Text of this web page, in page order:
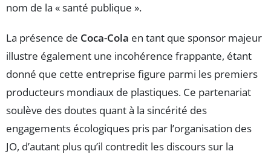
nom de la « santé publique ».
La présence de Coca-Cola en tant que sponsor majeur
illustre également une incohérence frappante, étant
donné que cette entreprise figure parmi les premiers
producteurs mondiaux de plastiques. Ce partenariat
soulève des doutes quant à la sincérité des
engagements écologiques pris par l’organisation des
JO, d’autant plus qu’il contredit les discours sur la